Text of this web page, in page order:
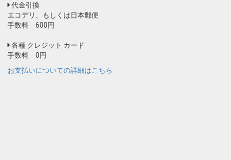
代金引換
エコデリ、もしくは日本郵便
手数料 600円
各種 クレジット カード
手数料 0円
お支払いについての詳細はこちら